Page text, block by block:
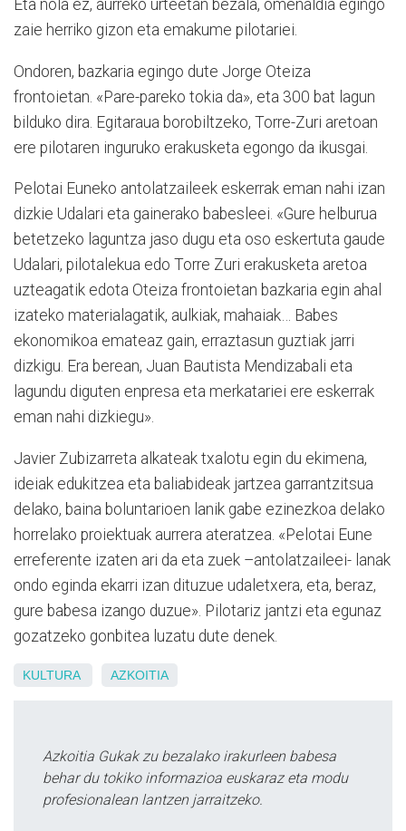
Eta nola ez, aurreko urteetan bezala, omenaldia egingo
zaie herriko gizon eta emakume pilotariei.
Ondoren, bazkaria egingo dute Jorge Oteiza
frontoietan. «Pare-pareko tokia da», eta 300 bat lagun
bilduko dira. Egitaraua borobiltzeko, Torre-Zuri aretoan
ere pilotaren inguruko erakusketa egongo da ikusgai.
Pelotai Euneko antolatzaileek eskerrak eman nahi izan
dizkie Udalari eta gainerako babesleei. «Gure helburua
betetzeko laguntza jaso dugu eta oso eskertuta gaude
Udalari, pilotalekua edo Torre Zuri erakusketa aretoa
uzteagatik edota Oteiza frontoietan bazkaria egin ahal
izateko materialagatik, aulkiak, mahaiak… Babes
ekonomikoa emateaz gain, erraztasun guztiak jarri
dizkigu. Era berean, Juan Bautista Mendizabali eta
lagundu diguten enpresa eta merkatariei ere eskerrak
eman nahi dizkiegu».
Javier Zubizarreta alkateak txalotu egin du ekimena,
ideiak edukitzea eta baliabideak jartzea garrantzitsua
delako, baina boluntarioen lanik gabe ezinezkoa delako
horrelako proiektuak aurrera ateratzea. «Pelotai Eune
erreferente izaten ari da eta zuek –antolatzaileei- lanak
ondo eginda ekarri izan dituzue udaletxera, eta, beraz,
gure babesa izango duzue». Pilotariz jantzi eta egunaz
gozatzeko gonbitea luzatu dute denek.
KULTURA AZKOITIA
Azkoitia Gukak zu bezalako irakurleen babesa
behar du tokiko informazioa euskaraz eta modu
profesionalean lantzen jarraitzeko.